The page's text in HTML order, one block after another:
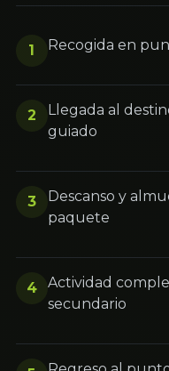
1 Recogida en
2
Llegada al
guiado
3
Descanso y
paquete
4
Actividad
secundario